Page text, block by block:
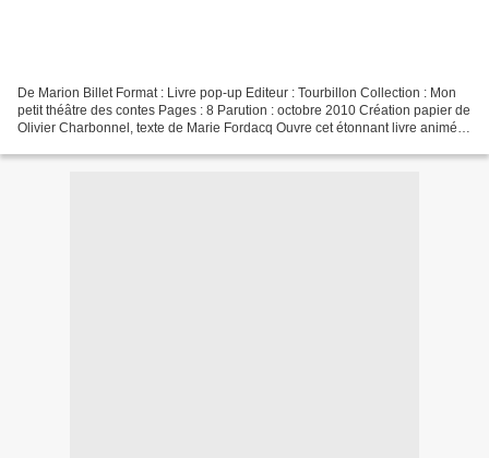
De Marion Billet Format : Livre pop-up Editeur : Tourbillon Collection : Mon
petit théâtre des contes Pages : 8 Parution : octobre 2010 Création papier de
Olivier Charbonnel, texte de Marie Fordacq Ouvre cet étonnant livre animé et